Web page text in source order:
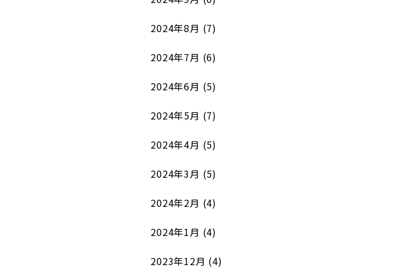
2024年8月 (7)
2024年7月 (6)
2024年6月 (5)
2024年5月 (7)
2024年4月 (5)
2024年3月 (5)
2024年2月 (4)
2024年1月 (4)
2023年12月 (4)